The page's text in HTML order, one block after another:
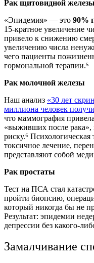
Рак щитовидной железы
«Эпидемия» — это 90%
15-кратное увеличение
привело к снижению
увеличению числа
чего пациенты
гормональной терапии.⁵
Рак молочной железы
Наш анализ «30 лет
миллиона человек
что маммография
«выживших после рака»,
риску.⁶
токсичное лечение,
представляют собой
Рак простаты
Тест на ПСА стал
пройти биопсию,
который никогда бы не
Результат: эпидемии
депрессии без какого-
Замалчивание